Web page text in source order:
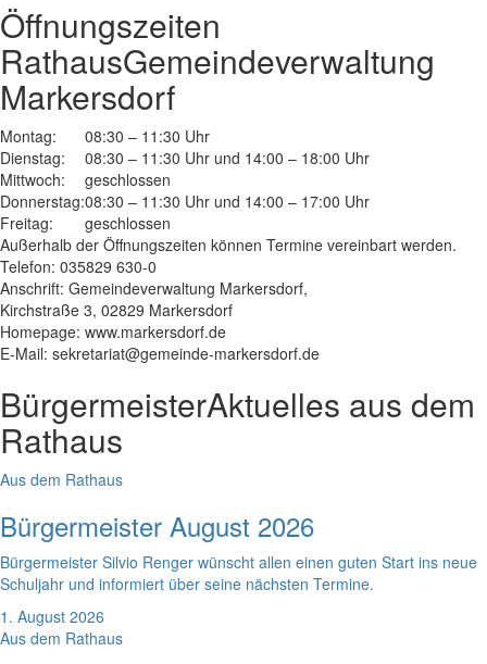
Öffnungszeiten
RathausGemeindeverwaltung
Markersdorf
Montag:
08:30 – 11:30 Uhr
Dienstag:
08:30 – 11:30 Uhr und 14:00 – 18:00 Uhr
Mittwoch:
geschlossen
Donnerstag:08:30 – 11:30 Uhr und 14:00 – 17:00 Uhr
Freitag:
geschlossen
Außerhalb der Öffnungszeiten können Termine vereinbart werden.
Telefon: 035829 630-0
Anschrift: Gemeindeverwaltung Markersdorf,
Kirchstraße 3, 02829 Markersdorf
Homepage: www.markersdorf.de
E-Mail: sekretariat@gemeinde-markersdorf.de
BürgermeisterAktuelles aus dem
Rathaus
Aus dem Rathaus
Bürgermeister August 2026
Bürgermeister Silvio Renger wünscht allen einen guten Start ins neue
Schuljahr und informiert über seine nächsten Termine.
1. August 2026
Aus dem Rathaus